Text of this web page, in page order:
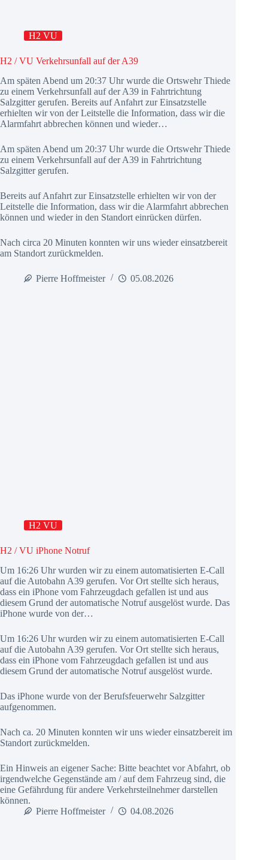
H2 VU
H2 / VU Verkehrsunfall auf der A39
Am späten Abend um 20:37 Uhr wurde die Ortswehr Thiede
zu einem Verkehrsunfall auf der A39 in Fahrtrichtung
Salzgitter gerufen. Bereits auf Anfahrt zur Einsatzstelle
erhielten wir von der Leitstelle die Information, dass wir die
Alarmfahrt abbrechen können und wieder…
Am späten Abend um 20:37 Uhr wurde die Ortswehr Thiede
zu einem Verkehrsunfall auf der A39 in Fahrtrichtung
Salzgitter gerufen.
Bereits auf Anfahrt zur Einsatzstelle erhielten wir von der
Leitstelle die Information, dass wir die Alarmfahrt abbrechen
können und wieder in den Standort einrücken dürfen.
Nach circa 20 Minuten konnten wir uns wieder einsatzbereit
am Standort zurückmelden.
Pierre Hoffmeister 05.08.2026
H2 VU
H2 / VU iPhone Notruf
Um 16:26 Uhr wurden wir zu einem automatisierten E-Call
auf die Autobahn A39 gerufen. Vor Ort stellte sich heraus,
dass ein iPhone vom Fahrzeugdach gefallen ist und aus
diesem Grund der automatische Notruf ausgelöst wurde. Das
iPhone wurde von der…
Um 16:26 Uhr wurden wir zu einem automatisierten E-Call
auf die Autobahn A39 gerufen. Vor Ort stellte sich heraus,
dass ein iPhone vom Fahrzeugdach gefallen ist und aus
diesem Grund der automatische Notruf ausgelöst wurde.
Das iPhone wurde von der Berufsfeuerwehr Salzgitter
aufgenommen.
Nach ca. 20 Minuten konnten wir uns wieder einsatzbereit im
Standort zurückmelden.
Ein Hinweis an eigener Sache: Bitte beachtet vor Abfahrt, ob
irgendwelche Gegenstände am / auf dem Fahrzeug sind, die
eine Gefährdung für andere Verkehrsteilnehmer darstellen
können.
Pierre Hoffmeister
04.08.2026